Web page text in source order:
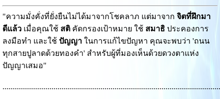
"ความมั่งคั่งที่ยั่งยืนไม่ได้มาจากโชคลาภ แต่มาจาก จิตที่ฝึกมา
ดีแล้วเมื่อคุณใช้ สติคัดกรองเป้าหมาย ใช้ สมาธิประคองการ
ลงมือทำ และใช้ ปัญญาในการแก้ไขปัญหา คุณจะพบว่า 'ถนน
ทุกสายปูลาดด้วยทองคำ' สำหรับผู้ที่มองเห็นด้วยดวงตาแห่ง
ปัญญาเสมอ"